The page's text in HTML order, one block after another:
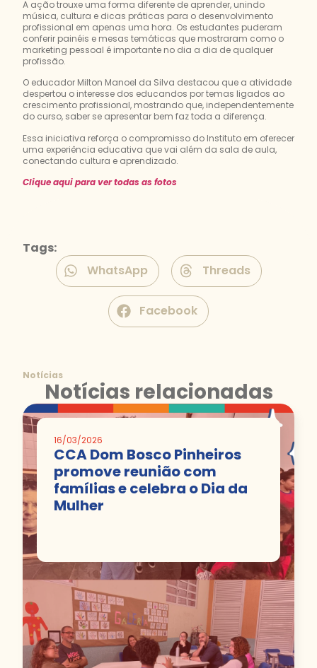
A ação trouxe uma forma diferente de aprender, unindo
música, cultura e dicas práticas para o desenvolvimento
profissional em apenas uma hora. Os estudantes puderam
conferir painéis e mesas temáticas que mostraram como o
marketing pessoal é importante no dia a dia de qualquer
profissão.
O educador Milton Manoel da Silva destacou que a atividade
despertou o interesse dos educandos por temas ligados ao
crescimento profissional, mostrando que, independentemente
do curso, saber se apresentar bem faz toda a diferença.
Essa iniciativa reforça o compromisso do Instituto em oferecer
uma experiência educativa que vai além da sala de aula,
conectando cultura e aprendizado.
​Clique aqui para ver todas as fotos
Tags:
WhatsApp
Threads
Facebook
Notícias
Notícias relacionadas
16/03/2026
CCA Dom Bosco Pinheiros
promove reunião com
famílias e celebra o Dia da
Mulher